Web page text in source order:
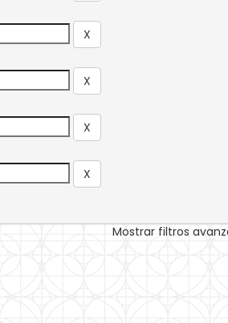
Mostrar filtros